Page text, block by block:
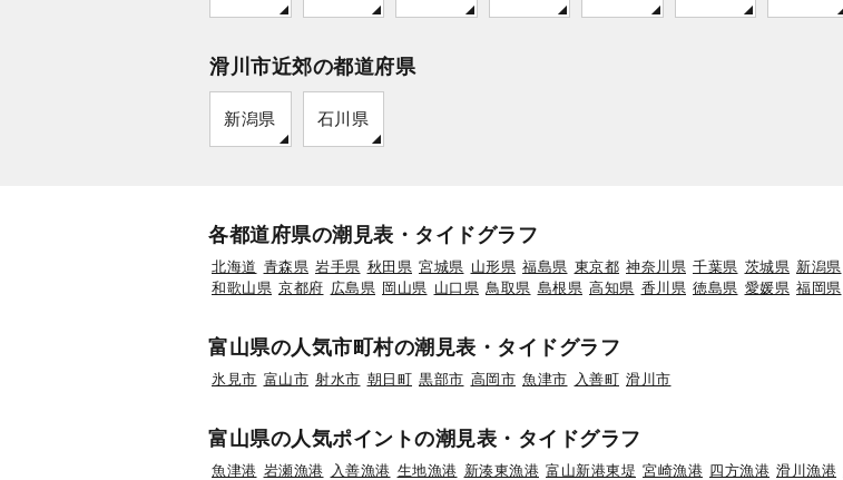
滑川市近郊の都道府県
新潟県 石川県
各都道府県の潮見表・タイドグラフ
北海道 青森県 岩手県 秋田県 宮城県 山形県 福島県 東京都 神奈川県 千葉県 茨城県 新潟県
和歌山県 京都府 広島県 岡山県 山口県 鳥取県 島根県 高知県 香川県 徳島県 愛媛県 福岡県
富山県の人気市町村の潮見表・タイドグラフ
氷見市 富山市 射水市 朝日町 黒部市 高岡市 魚津市 入善町 滑川市
富山県の人気ポイントの潮見表・タイドグラフ
魚津港 岩瀬漁港 入善漁港 生地漁港 新湊東漁港 富山新港東堤 宮崎漁港 四方漁港 滑川漁港